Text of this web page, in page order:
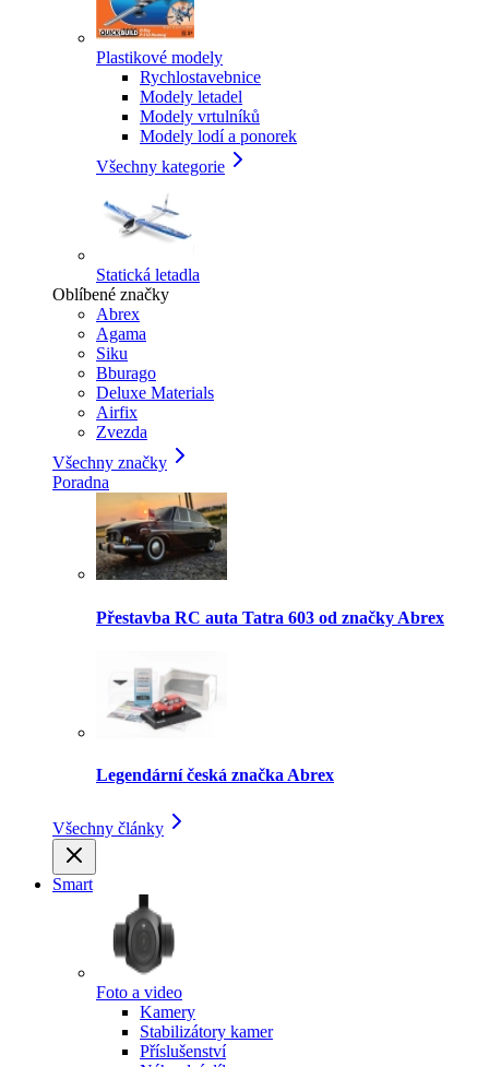
Plastikové modely
Rychlostavebnice
Modely letadel
Modely vrtulníků
Modely lodí a ponorek
Všechny kategorie
Statická letadla
Oblíbené značky
Abrex
Agama
Siku
Bburago
Deluxe Materials
Airfix
Zvezda
Všechny značky
Poradna
Přestavba RC auta Tatra 603 od značky Abrex
Legendární česká značka Abrex
Všechny články
Smart
Foto a video
Kamery
Stabilizátory kamer
Příslušenství